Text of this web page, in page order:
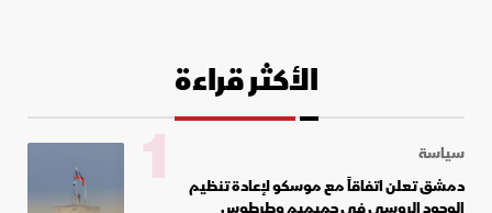
الأكثر قراءة
سياسة
دمشق تعلن اتفاقاً مع موسكو لإعادة تنظيم
1